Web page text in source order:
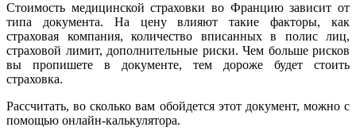
Стоимость медицинской страховки во Францию зависит от
типа документа. На цену влияют такие факторы, как
страховая компания, количество вписанных в полис лиц,
страховой лимит, дополнительные риски. Чем больше рисков
вы пропишете в документе, тем дороже будет стоить
страховка.
Рассчитать, во сколько вам обойдется этот документ, можно с
помощью онлайн-калькулятора.